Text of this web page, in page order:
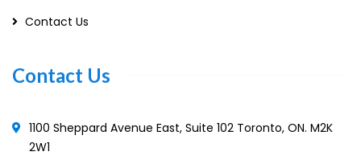
Contact Us
Contact Us
1100 Sheppard Avenue East, Suite 102 Toronto, ON. M2K
2W1